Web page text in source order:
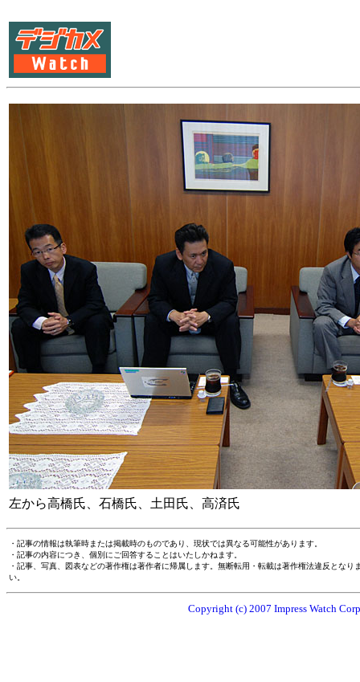
左から高橋氏、石橋氏、土田氏、高済氏
・記事の情報は執筆時または掲載時のものであり、現状では異なる可能性があります。
・記事の内容につき、個別にご回答することはいたしかねます。
・記事、写真、図表などの著作権は著作者に帰属します。無断転用・転載は著作権法違反とな
い。
Copyright (c) 2007 Impress Watch